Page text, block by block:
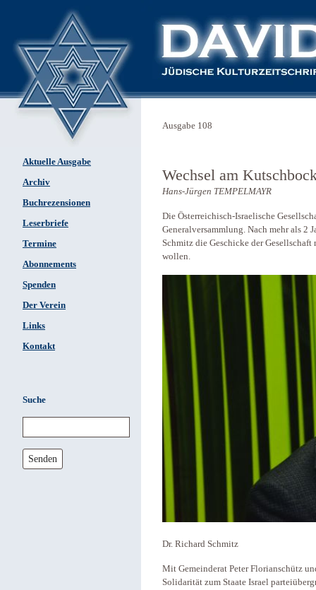
Aktuelle Ausgabe
Archiv
Buchrezensionen
Leserbriefe
Termine
Abonnements
Spenden
Der Verein
Links
Kontakt
Suche
Senden
Ausgabe 108
Wechsel am
Hans-Jürgen TEMPELMAYR
Die Österreichisch-Israelische
Generalversammlung. Nach mehr als 2
Schmitz die Geschicke der
wollen.
Dr. Richard Schmitz
Mit Gemeinderat Peter Florianschütz
Solidarität zum Staate Israel